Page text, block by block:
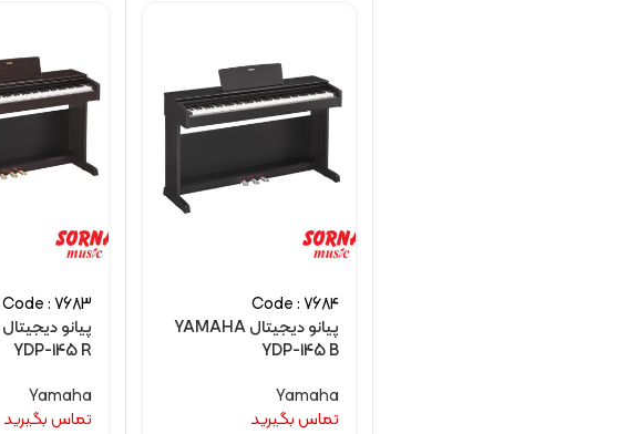
Code : 7684
پیانو دیجیتال YAMAHA
YDP-145 B
Yamaha
تماس بگیرید
Code : 7683
YDP-145 R
Yamaha
تماس بگیرید